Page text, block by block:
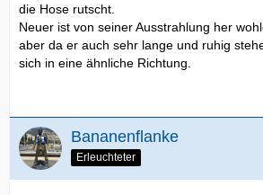
die Hose rutscht.
Neuer ist von seiner Ausstrahlung her
aber da er auch sehr lange und ruhig
sich in eine ähnliche Richtung.
Bananenflanke
Erleuchteter